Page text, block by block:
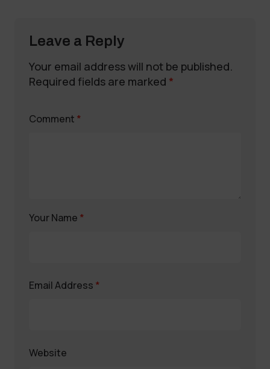
Leave a Reply
Your email address will not be published.
Required fields are marked *
Comment *
Your Name *
Email Address *
Website